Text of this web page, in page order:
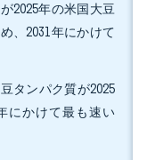
2025年の米国大豆
、2031年にかけて
タンパク質が2025
にかけて最も速い